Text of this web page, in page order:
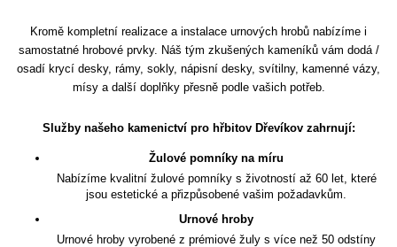
Kromě kompletní realizace a instalace urnových hrobů nabízíme i
samostatné hrobové prvky. Náš tým zkušených kameníků vám dodá /
osadí krycí desky, rámy, sokly, nápisní desky, svítilny, kamenné vázy,
mísy a další doplňky přesně podle vašich potřeb.
Služby našeho kamenictví pro hřbitov Dřevíkov zahrnují:
Žulové pomníky na míru
Nabízíme kvalitní žulové pomníky s životností až 60 let, které
jsou estetické a přizpůsobené vašim požadavkům.
Urnové hroby
Urnové hroby vyrobené z prémiové žuly s více než 50 odstíny